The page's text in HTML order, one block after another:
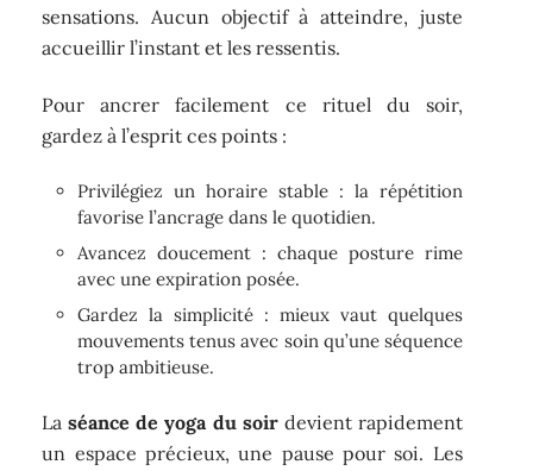
sensations. Aucun objectif à atteindre, juste
accueillir l’instant et les ressentis.
Pour ancrer facilement ce rituel du soir,
gardez à l’esprit ces points :
Privilégiez un horaire stable : la répétition
favorise l’ancrage dans le quotidien.
Avancez doucement : chaque posture rime
avec une expiration posée.
Gardez la simplicité : mieux vaut quelques
mouvements tenus avec soin qu’une séquence
trop ambitieuse.
Laséance de yoga du soirdevient rapidement
un espace précieux, une pause pour soi. Les